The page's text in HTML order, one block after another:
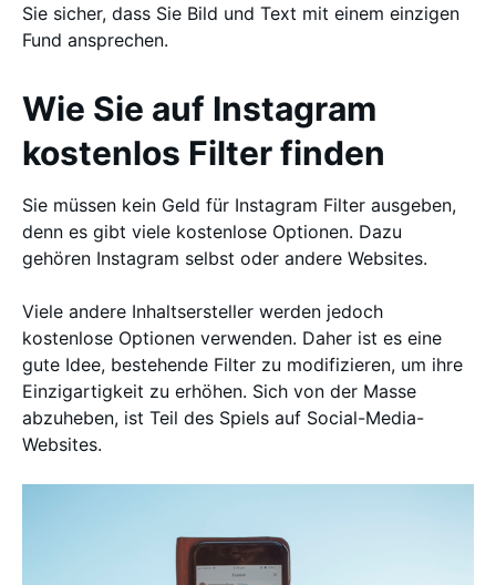
Sie sicher, dass Sie Bild und Text mit einem einzigen
Fund ansprechen.
Wie Sie auf Instagram
kostenlos Filter finden
Sie müssen kein Geld für Instagram Filter ausgeben,
denn es gibt viele kostenlose Optionen. Dazu
gehören Instagram selbst oder andere Websites.
Viele andere Inhaltsersteller werden jedoch
kostenlose Optionen verwenden. Daher ist es eine
gute Idee, bestehende Filter zu modifizieren, um ihre
Einzigartigkeit zu erhöhen. Sich von der Masse
abzuheben, ist Teil des Spiels auf Social-Media-
Websites.